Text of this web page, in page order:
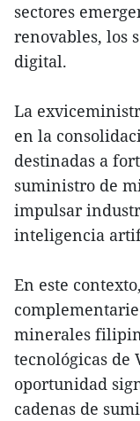
sectores
renovables, los
digital.
La
en la
destinadas a
suministro de
impulsar
inteligencia
En este
minerales
tecnológicas de
oportunidad
cadenas de